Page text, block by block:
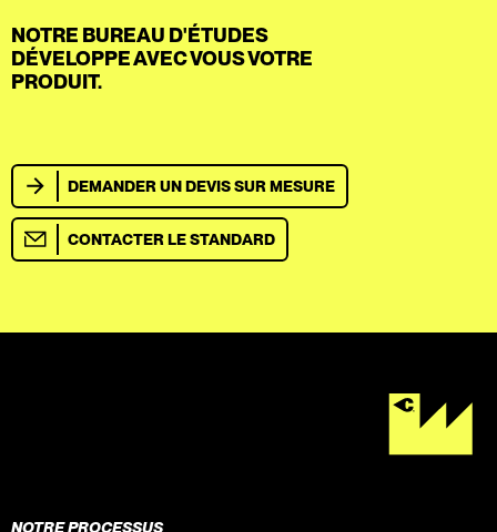
NOTRE BUREAU D'ÉTUDES
DÉVELOPPE AVEC VOUS VOTRE
PRODUIT.
DEMANDER UN DEVIS SUR MESURE
CONTACTER LE STANDARD
NOTRE PROCESSUS